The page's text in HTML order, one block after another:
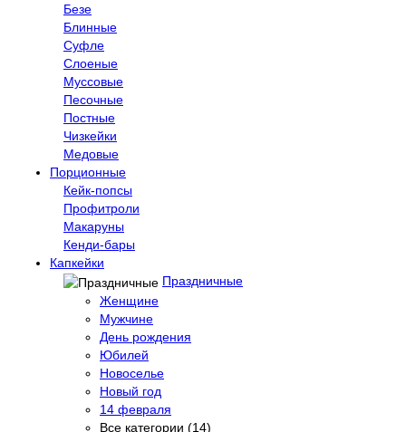
Безе
Блинные
Суфле
Слоеные
Муссовые
Песочные
Постные
Чизкейки
Медовые
Порционные
Кейк-попсы
Профитроли
Макаруны
Кенди-бары
Капкейки
Праздничные
Женщине
Мужчине
День рождения
Юбилей
Новоселье
Новый год
14 февраля
Все категории (14)